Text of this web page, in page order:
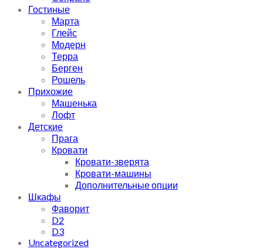
Гостиные
Марта
Глейс
Модерн
Терра
Берген
Рошель
Прихожие
Машенька
Лофт
Детские
Прага
Кровати
Кровати-зверята
Кровати-машины
Дополнительные опции
Шкафы
Фаворит
D2
D3
Uncategorized